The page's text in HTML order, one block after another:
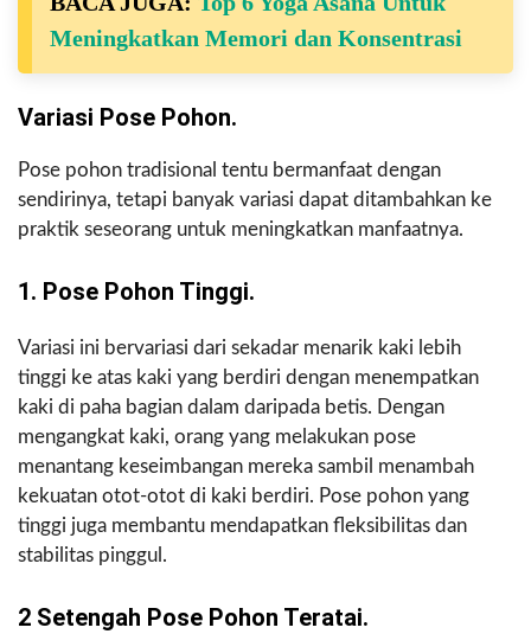
Meningkatkan Memori dan Konsentrasi
Variasi Pose Pohon.
Pose pohon tradisional tentu bermanfaat dengan
sendirinya, tetapi banyak variasi dapat ditambahkan ke
praktik seseorang untuk meningkatkan manfaatnya.
1. Pose Pohon Tinggi.
Variasi ini bervariasi dari sekadar menarik kaki lebih
tinggi ke atas kaki yang berdiri dengan menempatkan
kaki di paha bagian dalam daripada betis. Dengan
mengangkat kaki, orang yang melakukan pose
menantang keseimbangan mereka sambil menambah
kekuatan otot-otot di kaki berdiri. Pose pohon yang
tinggi juga membantu mendapatkan fleksibilitas dan
stabilitas pinggul.
2 Setengah Pose Pohon Teratai.